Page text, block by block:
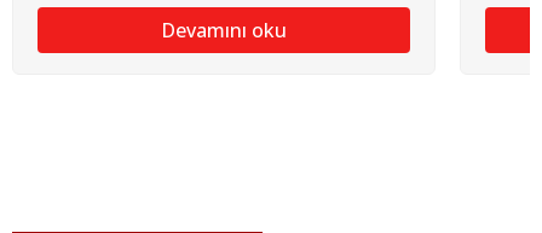
Devamını oku